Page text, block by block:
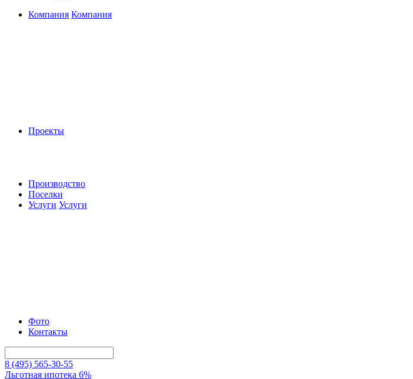
Компания Компания
Проекты
Производство
Поселки
Услуги Услуги
Фото
Контакты
8 (495) 565-30-55
Льготная ипотека 6%